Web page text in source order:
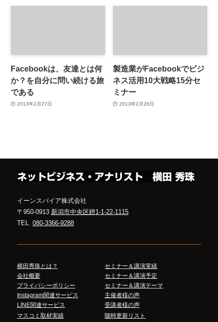
Facebookは、友達とは何
か？を自分に問い続ける旅
である
2013年2月27日
製造業がFacebookでビジ
ネス活用10大戦略15分セ
ミナー
2013年2月26日
イーンスパイア株式会社
〒950-0913 新潟市中央区鐙1-1-22-1115
TEL. 080-3366-9288
横田秀珠とは？
会社概要
プライバシーポリシー
Instagram関連サービス
LINE関連サービス
セミナー＆講演実績
セミナー＆講演予定
セミナー＆講演テーマ
主催者様の声
受講者様の声
マスコミ取材実績
随時更新リスト